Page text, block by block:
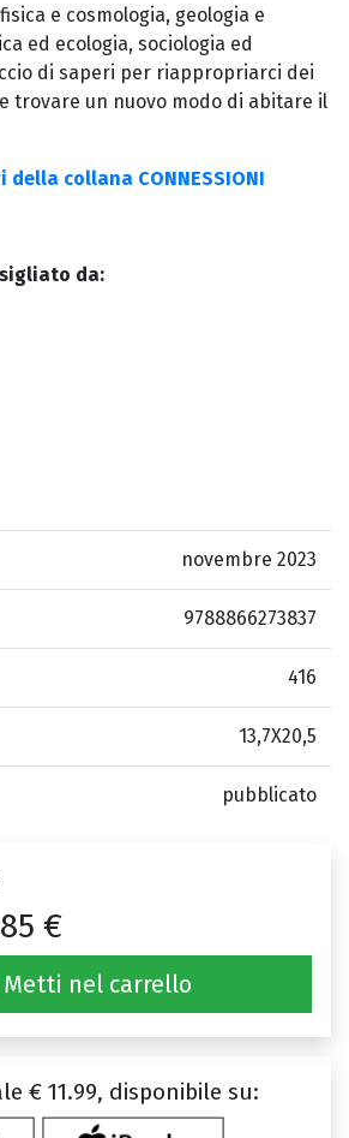
e cosmologia, geologia e
ed ecologia, sociologia ed
di saperi per riappropriarci dei
trovare un nuovo modo di abitare il
collana CONNESSIONI
da:
novembre 2023
9788866273837
416
13,7X20,5
pubblicato
€
Metti nel carrello
€ 11.99, disponibile su: